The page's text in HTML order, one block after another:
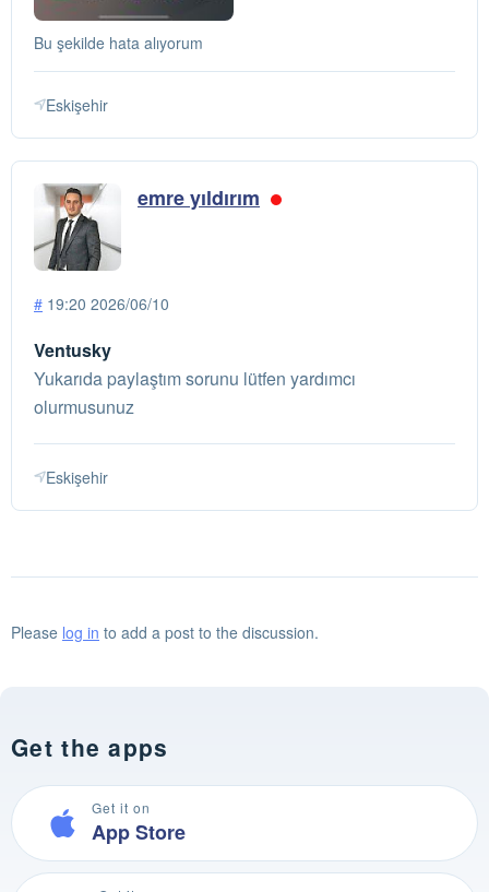
Bu şekilde hata alıyorum
Eskişehir
emre yıldırım
# 19:20 2026/06/10
Ventusky
Yukarıda paylaştım sorunu lütfen yardımcı
olurmusunuz
Eskişehir
Please log in to add a post to the discussion.
Get the apps
Get it on
App Store